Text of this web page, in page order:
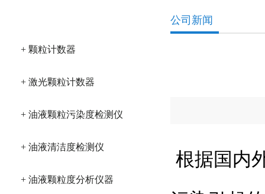
+ 颗粒计数器
+ 激光颗粒计数器
+ 油液颗粒污染度检测仪
+ 油液清洁度检测仪
+ 油液颗粒度分析仪器
公司新闻
根据国内